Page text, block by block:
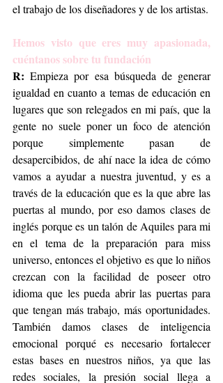
el trabajo de los diseñadores y de los artistas.
Hemos visto que eres muy apasionada,
cuéntanos sobre tu fundación
R: Empieza por esa búsqueda de generar
igualdad en cuanto a temas de educación en
lugares que son relegados en mi país, que la
gente no suele poner un foco de atención
porque simplemente pasan de
desapercibidos, de ahí nace la idea de cómo
vamos a ayudar a nuestra juventud, y es a
través de la educación que es la que abre las
puertas al mundo, por eso damos clases de
inglés porque es un talón de Aquiles para mi
en el tema de la preparación para miss
universo, entonces el objetivo es que lo niños
crezcan con la facilidad de poseer otro
idioma que les pueda abrir las puertas para
que tengan más trabajo, más oportunidades.
También damos clases de inteligencia
emocional porqué es necesario fortalecer
estas bases en nuestros niños, ya que las
redes sociales, la presión social llega a